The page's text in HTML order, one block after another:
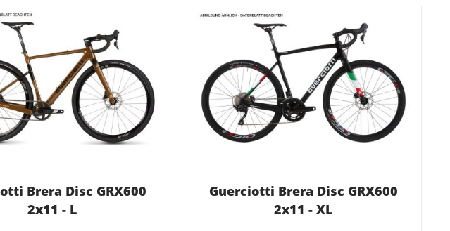
Brera Disc GRX600
2x11 - L
Guerciotti Brera Disc GRX600
2x11 - XL